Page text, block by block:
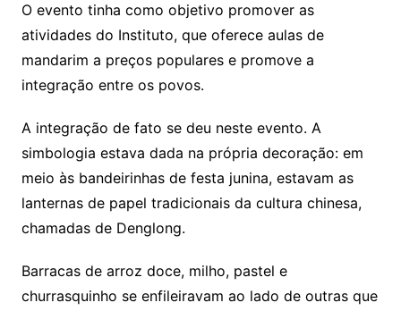
O evento tinha como objetivo promover as
atividades do Instituto, que oferece aulas de
mandarim a preços populares e promove a
integração entre os povos.
A integração de fato se deu neste evento. A
simbologia estava dada na própria decoração: em
meio às bandeirinhas de festa junina, estavam as
lanternas de papel tradicionais da cultura chinesa,
chamadas de Denglong.
Barracas de arroz doce, milho, pastel e
churrasquinho se enfileiravam ao lado de outras que